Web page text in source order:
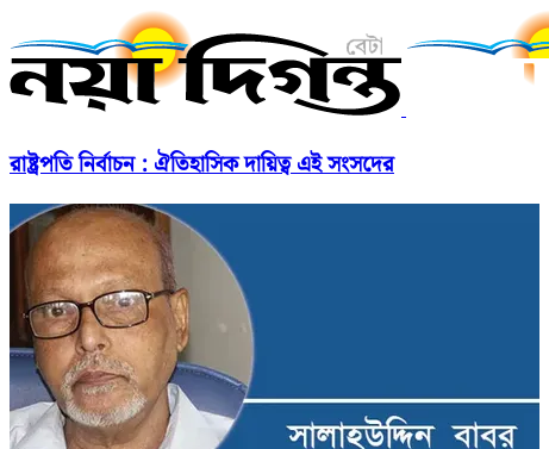
রাষ্ট্রপতি নির্বাচন : ঐতিহাসিক দায়িত্ব এই সংসদের